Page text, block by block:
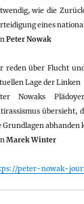
wie die
eines
Peter Nowak
reden über Flucht
Lage der Linken
Nowaks
übersieht,
Grundlagen abhanden
Marek Winter
peter-nowak-